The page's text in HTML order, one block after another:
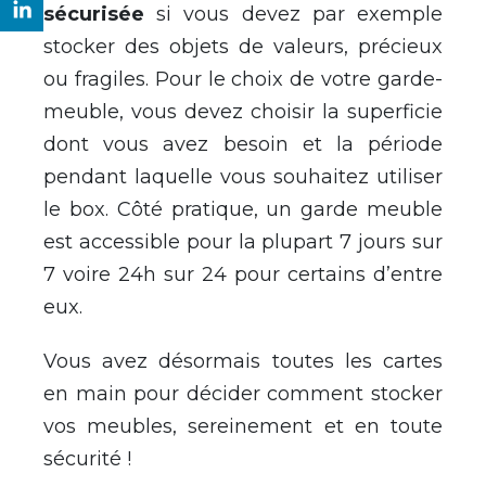
sécurisée si vous devez par exemple
stocker des objets de valeurs, précieux
ou fragiles. Pour le choix de votre garde-
meuble, vous devez choisir la superficie
dont vous avez besoin et la période
pendant laquelle vous souhaitez utiliser
le box. Côté pratique, un garde meuble
est accessible pour la plupart 7 jours sur
7 voire 24h sur 24 pour certains d’entre
eux.
Vous avez désormais toutes les cartes
en main pour décider comment stocker
vos meubles, sereinement et en toute
sécurité !